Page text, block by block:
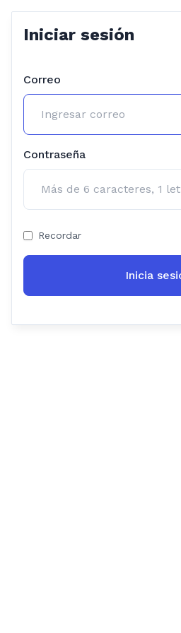
Iniciar sesión
Correo
Contraseña
Recordar